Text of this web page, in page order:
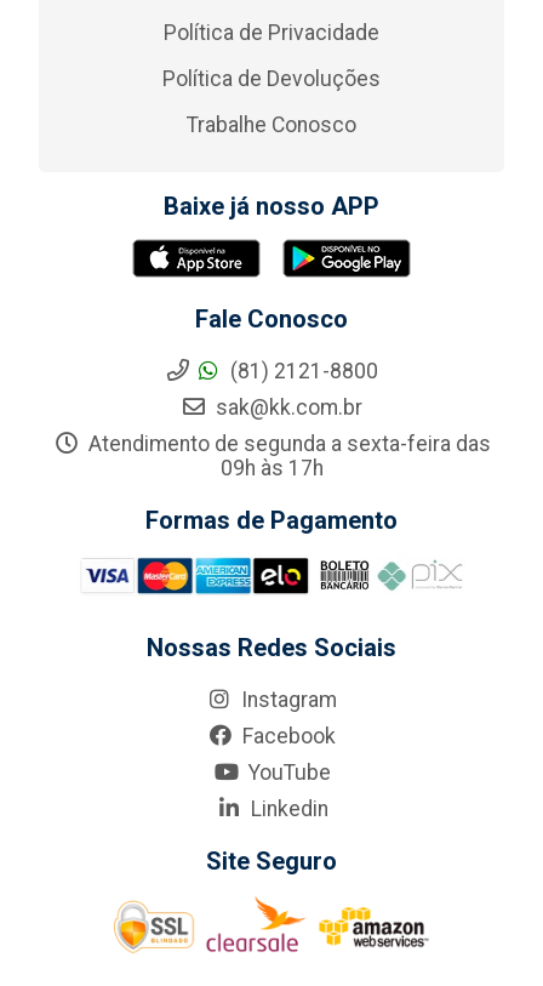
Política de Privacidade
Política de Devoluções
Trabalhe Conosco
Baixe já nosso APP
Fale Conosco
(81) 2121-8800
sak@kk.com.br
Atendimento de segunda a sexta-feira das
09h às 17h
Formas de Pagamento
Nossas Redes Sociais
Instagram
Facebook
YouTube
Linkedin
Site Seguro